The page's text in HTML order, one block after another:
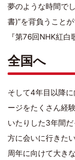
夢のような時間で
書)”を背負うこと
『第76回NHK紅白
全国へ
そして4年目以降
ージをたくさん経
いたりした3年間
方に会いに行きた
周年に向けて大き